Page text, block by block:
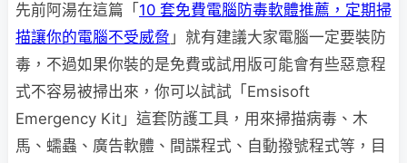
先前阿湯在這篇「 10 套免費電腦防毒軟體推薦，定期掃
描讓你的電腦不受威脅 」就有建議大家電腦一定要裝防
毒，不過如果你裝的是免費或試用版可能會有些惡意程
式不容易被掃出來，你可以試試「Emsisoft
Emergency Kit」這套防護工具，用來掃描病毒、木
馬、蠕蟲、廣告軟體、間諜程式、自動撥號程式等，目